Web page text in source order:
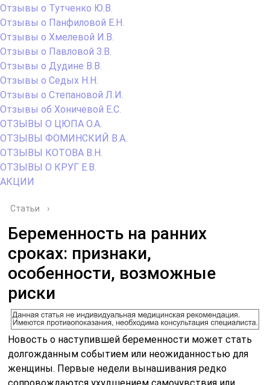
Отзывы о Тутченко Ю.В.
Отзывы о Панфиловой Е.Н.
Отзывы о Хмелевой И.В.
Отзывы о Павловой З.В.
Отзывы о Дудине В.В.
Отзывы о Седых Н.Н.
Отзывы о Степановой Л.И.
Отзывы об Хоничевой Е.С.
ОТЗЫВЫ О ЦЮПА О.А.
ОТЗЫВЫ ФОМИНСКИЙ В.А.
ОТЗЫВЫ КОТОВА В.Н.
ОТЗЫВЫ О КРУГ Е.В.
АКЦИИ
Статьи ›
Беременность на ранних
сроках: признаки,
особенности, возможные
риски
Новость о наступившей беременности может стать
долгожданным событием или неожиданностью для
женщины. Первые недели вынашивания редко